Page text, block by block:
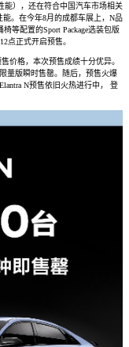
能），还在符合中国汽车市场相关
。在今年8月的成都车展上，N品
等配置的Sport Package选装包版
点正式开启预售。
价格，本次预售成绩十分优异。
量版瞬时售罄。随后，预售火爆
N预售依旧火热进行中， 登